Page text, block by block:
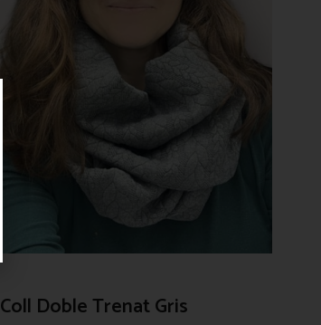
Coll Doble Trenat Gris